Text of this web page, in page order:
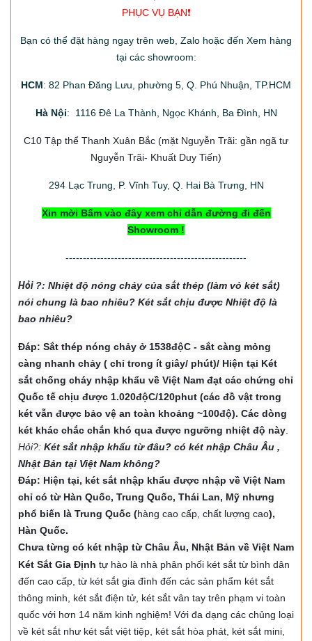
PHỤC VỤ BẠN❗️
Bạn có thể đặt hàng ngay trên web, Zalo hoặc đến Xem hàng
tại các showroom:
HCM: 82 Phan Đăng Lưu, phường 5, Q. Phú Nhuận, TP.HCM
Hà Nội: 1116 Đê La Thành, Ngọc Khánh, Ba Đình, HN
C10 Tập thể Thanh Xuân Bắc (mặt Nguyễn Trãi: gần ngã tư
Nguyễn Trãi- Khuất Duy Tiến)
294Lạc Trung, P. Vĩnh Tuy, Q. Hai Bà Trưng, HN
Xin mời Bấm vào đây xem chỉ dẫn đường đi đến
Showroom !
----------------------------------------------------
Hỏi ?: Nhiệt độ nóng chảy của sắt thép (làm vỏ két sắt)
nói chung là bao nhiêu? Két sắt chịu được Nhiệt độ là
bao nhiêu?
Đáp: Sắt thép nóng chảy ở 1538độC - sắt càng mỏng
càng nhanh chảy ( chỉ trong ít giây/ phút)/ Hiện tại Két
sắt chống cháy nhập khẩu về Việt Nam đạt các chứng chỉ
Quốc tế chịu được 1.020độC/120phut (các đồ vật trong
két vẫn được bảo vệ an toàn khoảng ~100độ). Các dòng
két khác chắc chắn khó qua được ngưỡng nhiệt độ này
Hỏi?: Két sắt nhập khẩu từ đâu? có két nhập Châu Âu ,
Nhật Bản tại Việt Nam không?
Đáp: Hiện tại, két sắt nhập khẩu được nhập về Việt Nam
chỉ có từ Hàn Quốc, Trung Quốc, Thái Lan, Mỹ nhưng
phổ biến là Trung Quốc (hàng cao cấp, chất lượng cao),
Hàn Quốc.
Chưa từng có két nhập từ Châu Âu, Nhật Bản về Việt Nam
Két Sắt Gia Định tự hào là nhà phân phối két sắt từ bình dân
đến cao cấp, từ két sắt gia đình đến các sản phẩm két sắt
thông minh, két sắt điện tử, két sắt vân tay trên phạm vi toàn
quốc với hơn 14 năm kinh nghiệm! Với đa dạng các chủng loại
về két sắt như két sắt việt tiệp, két sắt hòa phát, két sắt mini,